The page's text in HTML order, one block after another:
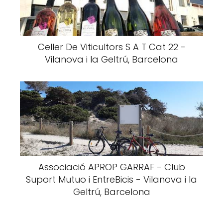
Celler De Viticultors S A T Cat 22 -
Vilanova i la Geltrú, Barcelona
Associació APROP GARRAF - Club
Suport Mutuo i EntreBicis - Vilanova i la
Geltrú, Barcelona